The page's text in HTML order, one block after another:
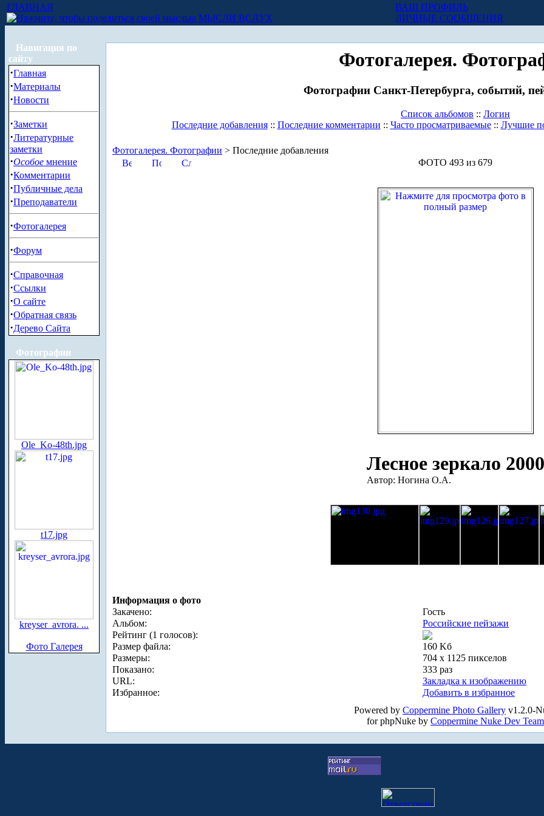
ГЛАВНАЯ
МЫСЛИ ВСЛУХ
ВАШ ПРОФИЛЬ
ЛИЧНЫЕ СООБЩЕНИЯ
Навигация по
сайту
·Главная
·Материалы
·Новости
·Заметки
·Литературные
заметки
·Особое мнение
·Комментарии
·Публичные дела
·Преподаватели
·Фотогалерея
·Форум
·Справочная
·Ссылки
·О сайте
·Обратная связь
·Дерево Сайта
Фотографии
Ole_Ko-48th.jpg
t17.jpg
kreyser_avrora. ...
Фото Галерея
Фотогалерея.
Фотографии Санкт-Петербурга, событий,
Список альбомов :: Логин
Последние добавления:: Последние комментарии :: Часто просматриваемые:: Лучшие
Фотогалерея. Фотографии > Последние добавления
ФОТО 493 из 679
Лесное зеркало 2000
Автор: Ногина О.А.
Информация о фото
Закачено:
Гость
Альбом:
Российские пейзажи
Рейтинг (1 голосов):
Размер файла:
160 Kб
Размеры:
704 x 1125 пикселов
Показано:
333 раз
URL:
Закладка к изображению
Избранное:
Добавить в избранное
Powered by Coppermine Photo Gallery v1.2.0-
for phpNuke by Coppermine Nuke Dev Team